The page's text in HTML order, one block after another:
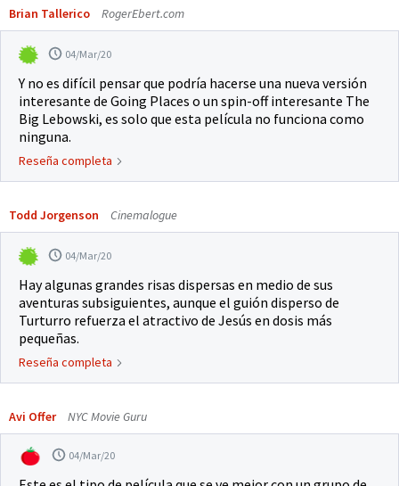
Brian Tallerico RogerEbert.com
04/Mar/20
Y no es difícil pensar que podría hacerse una nueva versión
interesante de Going Places o un spin-off interesante The
Big Lebowski, es solo que esta película no funciona como
ninguna.
Reseña completa
Todd Jorgenson Cinemalogue
04/Mar/20
Hay algunas grandes risas dispersas en medio de sus
aventuras subsiguientes, aunque el guión disperso de
Turturro refuerza el atractivo de Jesús en dosis más
pequeñas.
Reseña completa
Avi Offer NYC Movie Guru
04/Mar/20